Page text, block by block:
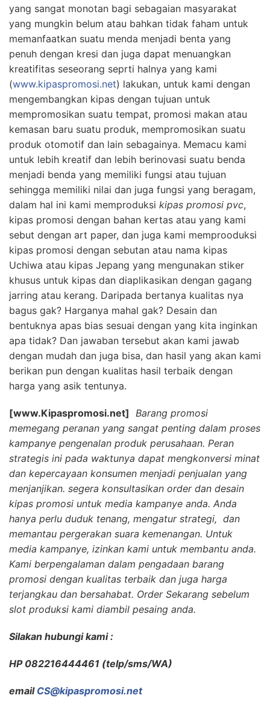
yang sangat monotan bagi sebagaian masyarakat
yang mungkin belum atau bahkan tidak faham untuk
memanfaatkan suatu menda menjadi benta yang
penuh dengan kresi dan juga dapat menuangkan
kreatifitas seseorang seprti halnya yang kami
(www.kipaspromosi.net) lakukan, untuk kami dengan
mengembangkan kipas dengan tujuan untuk
mempromosikan suatu tempat, promosi makan atau
kemasan baru suatu produk, mempromosikan suatu
produk otomotif dan lain sebagainya. Memacu kami
untuk lebih kreatif dan lebih berinovasi suatu benda
menjadi benda yang memiliki fungsi atau tujuan
sehingga memiliki nilai dan juga fungsi yang beragam,
dalam hal ini kami memproduksi kipas promosi pvc,
kipas promosi dengan bahan kertas atau yang kami
sebut dengan art paper, dan juga kami memprooduksi
kipas promosi dengan sebutan atau nama kipas
Uchiwa atau kipas Jepang yang mengunakan stiker
khusus untuk kipas dan diaplikasikan dengan gagang
jarring atau kerang. Daripada bertanya kualitas nya
bagus gak? Harganya mahal gak? Desain dan
bentuknya apas bias sesuai dengan yang kita inginkan
apa tidak? Dan jawaban tersebut akan kami jawab
dengan mudah dan juga bisa, dan hasil yang akan kami
berikan pun dengan kualitas hasil terbaik dengan
harga yang asik tentunya.
[www.Kipaspromosi.net]
Barang promosi
memegang peranan yang sangat penting dalam proses
kampanye pengenalan produk perusahaan. Peran
strategis ini pada waktunya dapat mengkonversi minat
dan kepercayaan konsumen menjadi penjualan yang
menjanjikan. segera konsultasikan order dan desain
kipas promosi untuk media kampanye anda. Anda
hanya perlu duduk tenang, mengatur strategi, dan
memantau pergerakan suara kemenangan. Untuk
media kampanye, izinkan kami untuk membantu anda.
Kami berpengalaman dalam pengadaan barang
promosi dengan kualitas terbaik dan juga harga
terjangkau dan bersahabat. Order Sekarang sebelum
slot produksi kami diambil pesaing anda.
Silakan hubungi kami :
HP 082216444461 (telp/sms/WA)
email CS@kipaspromosi.net